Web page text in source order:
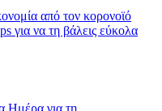
από τον κορονοϊό
για να τη βάλεις εύκολα